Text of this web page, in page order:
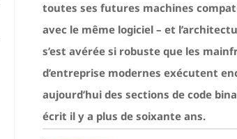
toutes ses futures machines
avec le même logiciel – et
s’est avérée si robuste que les
d’entreprise modernes exécutent
aujourd’hui des sections de code
écrit il y a plus de soixante ans.